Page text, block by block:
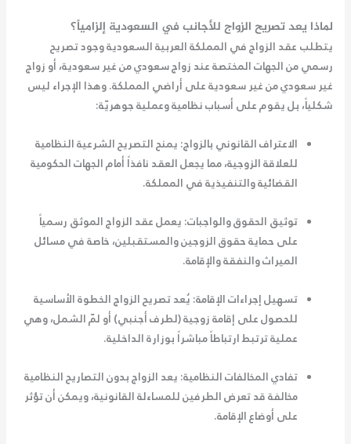
لماذا يعد تصريح الزواج للأجانب في السعودية إلزامياً؟
يتطلب عقد الزواج في المملكة العربية السعودية وجود تصريح
رسمي من الجهات المختصة عند زواج سعودي من غير سعودية، أو زواج
غير سعودي من غير سعودية على أراضي المملكة. وهذا الإجراء ليس
شكلياً، بل يقوم على أسباب نظامية وعملية جوهريّة:
الاعتراف القانوني بالزواج: يمنح التصريح الشرعية النظامية
للعلاقة الزوجية، مما يجعل العقد نافذاً أمام الجهات الحكومية
القضائية والتنفيذية في المملكة.
توثيق الحقوق والواجبات: يعمل عقد الزواج الموثق رسمياً
على حماية حقوق الزوجين والمستقبلين، خاصة في مسائل
الميراث والنفقة والإقامة.
تسهيل إجراءات الإقامة: يُعد تصريح الزواج الخطوة الأساسية
للحصول على إقامة زوجية (لطرف أجنبي) أو لمّ الشمل، وهي
عملية ترتبط ارتباطاً مباشراً بوزارة الداخلية.
تفادي المخالفات النظامية: يعد الزواج بدون التصاريح النظامية
مخالفة قد تعرض الطرفين للمساءلة القانونية، ويمكن أن تؤثر
على أوضاع الإقامة.